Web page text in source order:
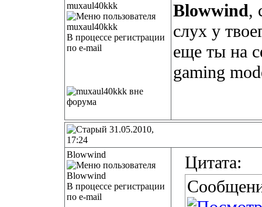
muxaul40kkk
В процессе регистрации
по e-mail
Blowwind,
слух у
еще ты на
gaming
31.05.2010,
17:24
Blowwind
В процессе регистрации
по e-mail
Цитата: